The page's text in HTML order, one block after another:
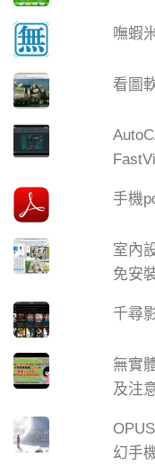
嘸蝦
看圖
手機
室內
免安
千尋
無實
及注
幻手